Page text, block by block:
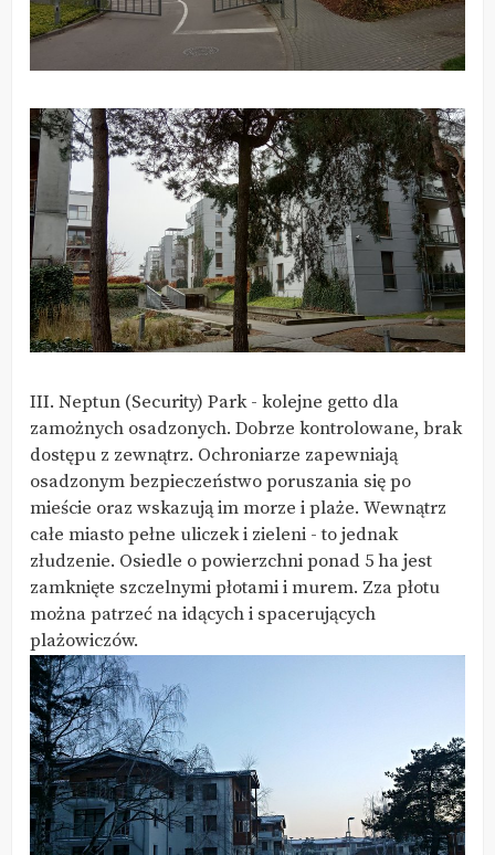
III. Neptun (Security) Park - kolejne getto dla
zamożnych osadzonych. Dobrze kontrolowane, brak
dostępu z zewnątrz. Ochroniarze zapewniają
osadzonym bezpieczeństwo poruszania się po
mieście oraz wskazują im morze i plaże. Wewnątrz
całe miasto pełne uliczek i zieleni - to jednak
złudzenie. Osiedle o powierzchni ponad 5 ha jest
zamknięte szczelnymi płotami i murem. Zza płotu
można patrzeć na idących i spacerujących
plażowiczów.